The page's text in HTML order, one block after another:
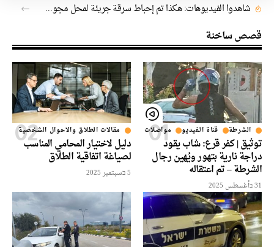
شاهدوا الفيديوهات: هكذا تم إحباط سرقة جريئة لمحل مجوهرات في اوفاكيم
قصص ساخنة
الشرطة قناة الفيديو مواصلات
توثيق | كفر قرع: شاب يقود
دراجة نارية بتهور ويُهين رجال
الشرطة – تم اعتقاله
31 בأغسطس 2025
مقالات الطلاق والاحوال الشخصية
دليل لاختيار المحامي المناسب
لصياغة اتفاقية الطلاق